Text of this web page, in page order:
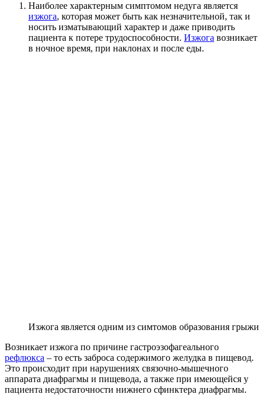
Наиболее характерным симптомом недуга является
изжога, которая может быть как незначительной, так и
носить изматывающий характер и даже приводить
пациента к потере трудоспособности. Изжога возникает
в ночное время, при наклонах и после еды.
Изжога является одним из симтомов образования грыжи
Возникает изжога по причине гастроэзофагеального
рефлюкса – то есть заброса содержимого желудка в пищевод.
Это происходит при нарушениях связочно-мышечного
аппарата диафрагмы и пищевода, а также при имеющейся у
пациента недостаточности нижнего сфинктера диафрагмы.